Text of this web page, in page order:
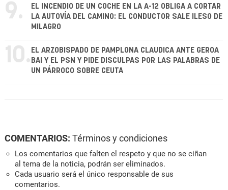
9.
EL INCENDIO DE UN COCHE EN LA A-12 OBLIGA A CORTAR
LA AUTOVÍA DEL CAMINO: EL CONDUCTOR SALE ILESO DE
MILAGRO
10. EL ARZOBISPADO DE PAMPLONA CLAUDICA ANTE GEROA
BAI Y EL PSN Y PIDE DISCULPAS POR LAS PALABRAS DE
UN PÁRROCO SOBRE CEUTA
COMENTARIOS: Términos y condiciones
Los comentarios que falten el respeto y que no se ciñan
al tema de la noticia, podrán ser eliminados.
Cada usuario será el único responsable de sus
comentarios.